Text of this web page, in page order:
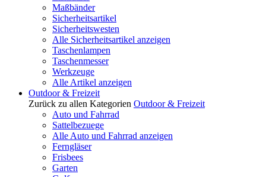
Maßbänder
Sicherheitsartikel
Sicherheitswesten
Alle Sicherheitsartikel anzeigen
Taschenlampen
Taschenmesser
Werkzeuge
Alle Artikel anzeigen
Outdoor & Freizeit
Zurück zu allen Kategorien Outdoor & Freizeit
Auto und Fahrrad
Sattelbezuege
Alle Auto und Fahrrad anzeigen
Ferngläser
Frisbees
Garten